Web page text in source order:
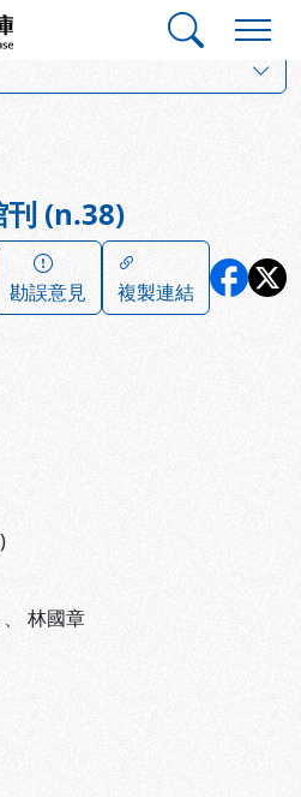
庫
刊 (n.38)
勘誤意見
複製連結
、 林國章